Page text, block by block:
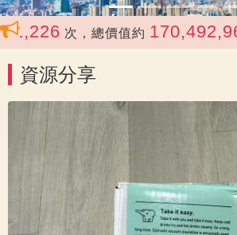
次，總價值約 170,492,967
資源分享